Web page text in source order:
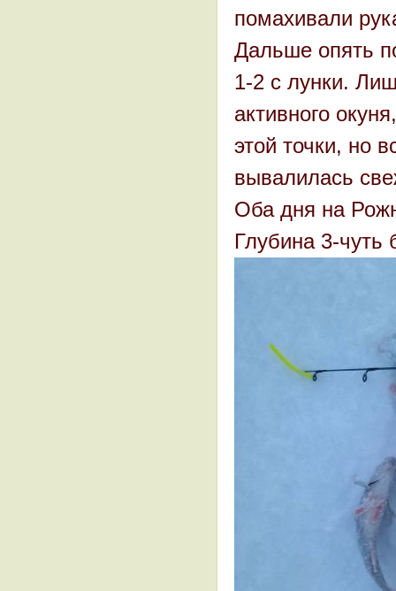
помахивали
Дальше опять
1-2 с лунки.
активного
этой точки, но
вывалилась
Оба дня на
Глубина 3-чуть